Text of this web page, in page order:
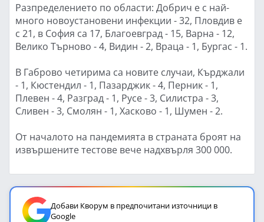
Разпределението по области: Добрич е с най-
много новоустановени инфекции - 32, Пловдив е
с 21, в София са 17, Благоевград - 15, Варна - 12,
Велико Търново - 4, Видин - 2, Враца - 1, Бургас - 1.
В Габрово четирима са новите случаи, Кърджали
- 1, Кюстендил - 1, Пазарджик - 4, Перник - 1,
Плевен - 4, Разград - 1, Русе - 3, Силистра - 3,
Сливен - 3, Смолян - 1, Хасково - 1, Шумен - 2.
От началото на пандемията в страната броят на
извършените тестове вече надхвърля 300 000.
Добави Кворум в предпочитани източници в
Google